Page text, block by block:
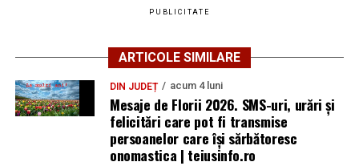
PUBLICITATE
ARTICOLE SIMILARE
DIN JUDEȚ acum 4 luni
Mesaje de Florii 2026. SMS-uri, urări și
felicitări care pot fi transmise
persoanelor care îşi sărbătoresc
onomastica | teiusinfo.ro